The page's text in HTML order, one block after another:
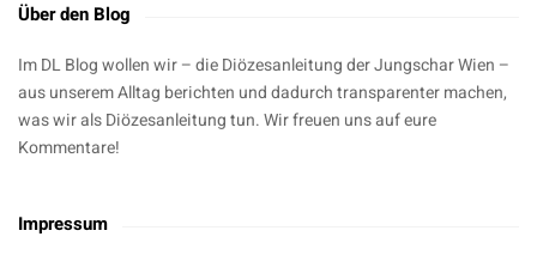
Über den Blog
Im DL Blog wollen wir – die Diözesanleitung der Jungschar Wien –
aus unserem Alltag berichten und dadurch transparenter machen,
was wir als Diözesanleitung tun. Wir freuen uns auf eure
Kommentare!
Impressum